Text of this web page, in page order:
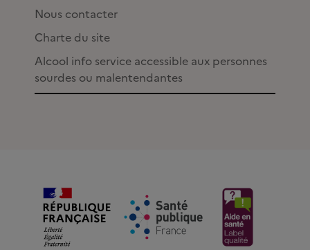
Nous contacter
Charte du site
Alcool info service accessible aux personnes
sourdes ou malentendantes